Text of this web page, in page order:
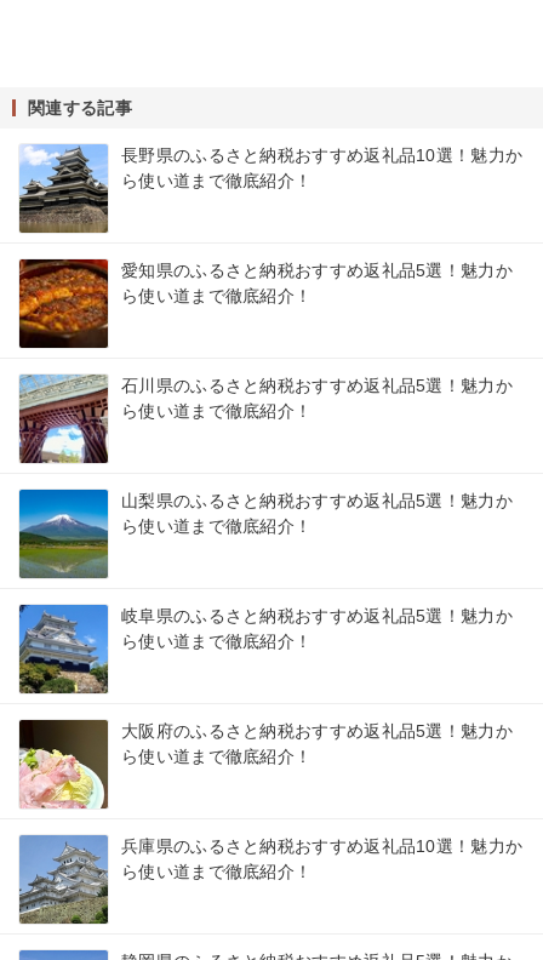
関連する記事
長野県のふるさと納税おすすめ返礼品10選！魅力か
ら使い道まで徹底紹介！
愛知県のふるさと納税おすすめ返礼品5選！魅力か
ら使い道まで徹底紹介！
石川県のふるさと納税おすすめ返礼品5選！魅力か
ら使い道まで徹底紹介！
山梨県のふるさと納税おすすめ返礼品5選！魅力か
ら使い道まで徹底紹介！
岐阜県のふるさと納税おすすめ返礼品5選！魅力か
ら使い道まで徹底紹介！
大阪府のふるさと納税おすすめ返礼品5選！魅力か
ら使い道まで徹底紹介！
兵庫県のふるさと納税おすすめ返礼品10選！魅力か
ら使い道まで徹底紹介！